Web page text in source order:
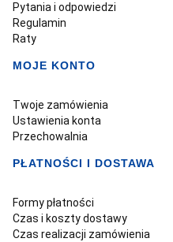
Pytania i odpowiedzi
Regulamin
Raty
MOJE KONTO
Twoje zamówienia
Ustawienia konta
Przechowalnia
PŁATNOŚCI I DOSTAWA
Formy płatności
Czas i koszty dostawy
Czas realizacji zamówienia